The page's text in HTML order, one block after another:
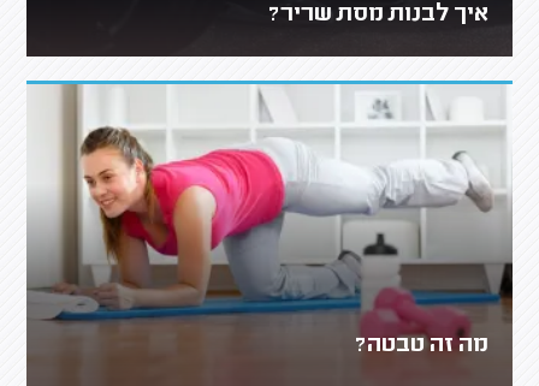
איך לבנות מסת שריר?
מה זה טבטה?